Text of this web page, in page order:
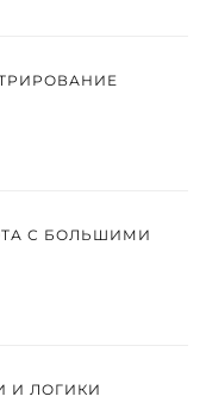
С БОЛЬШИМИ
И ЛОГИКИ